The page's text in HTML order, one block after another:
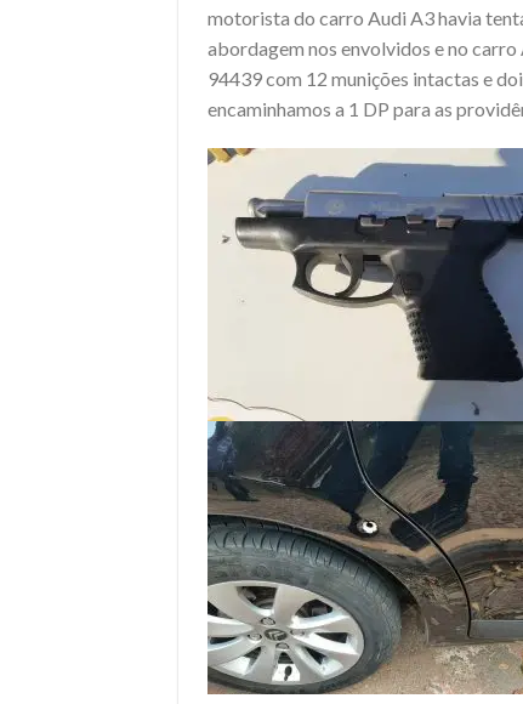
motorista do carro Audi A3 havia
abordagem nos envolvidos e no
94439 com 12 munições intactas e
encaminhamos a 1 DP para as